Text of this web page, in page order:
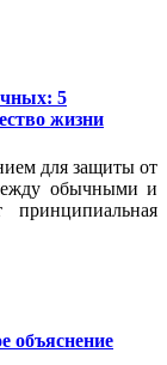
5
жизни
для защиты от
обычными и
принципиальная
объяснение